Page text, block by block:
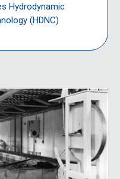
Hydrodynamic
(HDNC)